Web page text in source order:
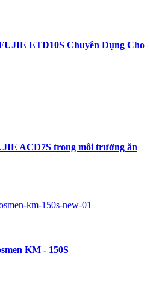
ETD10S Chuyên Dụng Cho
ACD7S trong môi trường ăn
KM - 150S